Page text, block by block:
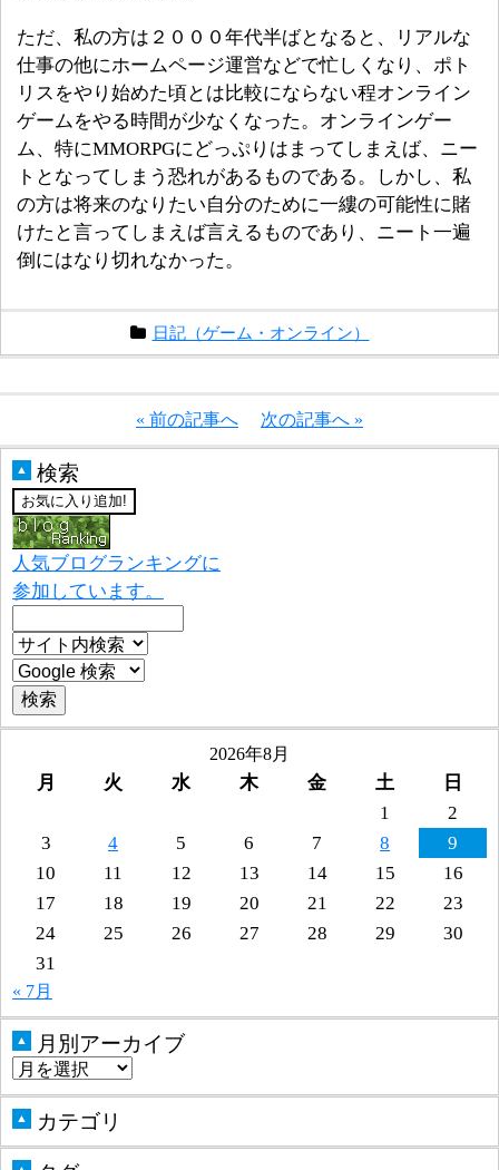
ただ、私の方は２０００年代半ばとなると、リアルな
仕事の他にホームページ運営などで忙しくなり、ポト
リスをやり始めた頃とは比較にならない程オンライン
ゲームをやる時間が少なくなった。オンラインゲー
ム、特にMMORPGにどっぷりはまってしまえば、ニー
トとなってしまう恐れがあるものである。しかし、私
の方は将来のなりたい自分のために一縷の可能性に賭
けたと言ってしまえば言えるものであり、ニート一遍
倒にはなり切れなかった。
日記（ゲーム・オンライン）
« 前の記事へ 次の記事へ »
▲ 検索
人気ブログランキングに
参加しています。
2026年8月
月 火 水 木 金 土
日
1
2
3
4 5 6 7 8
9
10
11 12 13 14 15
16
17
18 19 20 21 22
23
24
25 26 27 28 29
30
31
« 7月
▲ 月別アーカイブ
▲ カテゴリ